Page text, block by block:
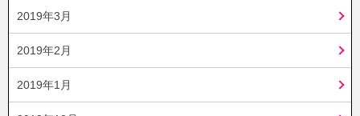
2019年3月
2019年2月
2019年1月